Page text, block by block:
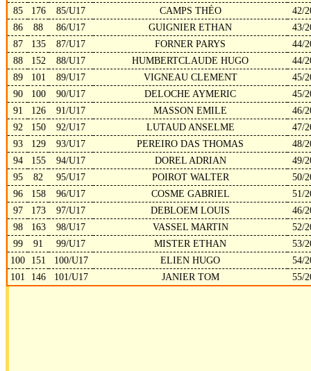
85
176 85/U17 CAMPS THÉO
42/
86
88 86/U17 GUIGNIER ETHAN
43/
87
135 87/U17 FORNER PARYS
44/
88
152 88/U17 HUMBERTCLAUDE HUGO
44/
89
101 89/U17 VIGNEAU CLEMENT
45/
90
100 90/U17 DELOCHE AYMERIC
45/
91
126 91/U17 MASSON EMILE
46/
92
150 92/U17 LUTAUD ANSELME
47/
93
129 93/U17 PEREIRO DAS THOMAS
48/
94
155 94/U17 DOREL ADRIAN
49/
95
82 95/U17 POIROT WALTER
50/
96
158 96/U17 COSME GABRIEL
51/
97
173 97/U17 DEBLOEM LOUIS
46/
98
163 98/U17 VASSEL MARTIN
52/
99
91 99/U17 MISTER ETHAN
53/
100
151 100/U17 ELIEN HUGO
54/
101
146 101/U17 JANIER TOM 55/